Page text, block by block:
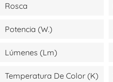
Rosca
Potencia (W.)
Lúmenes (lm)
Temperatura De Color (K)